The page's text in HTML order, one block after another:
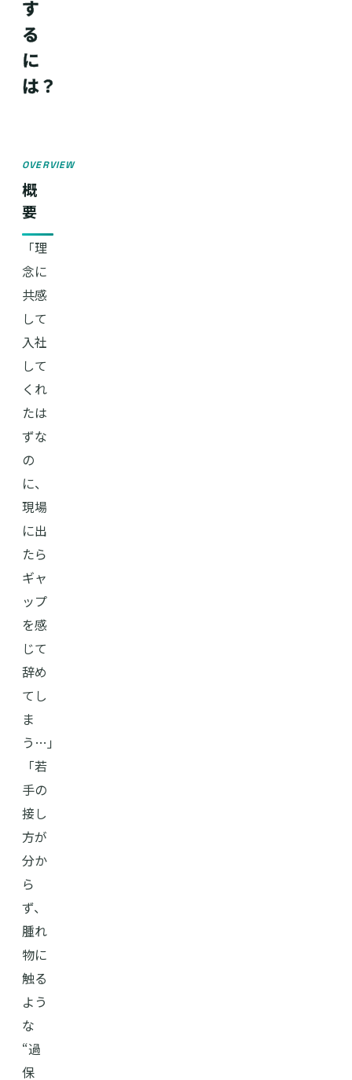
す
る
に
は？
OVERVIEW
概
要
「理
念に
共感
して
入社
して
くれ
たは
ずな
の
に、
現場
に出
たら
ギャ
ップ
を感
じて
辞め
てし
ま
う…」
「若
手の
接し
方が
分か
ら
ず、
腫れ
物に
触る
よう
な
“過
保